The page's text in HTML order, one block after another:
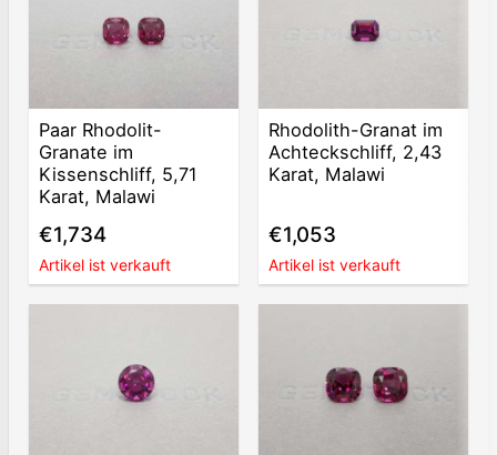
Paar Rhodolit-
Granate im
Kissenschliff, 5,71
Karat, Malawi
€1,734
Artikel ist verkauft
Rhodolith-Granat im
Achteckschliff, 2,43
Karat, Malawi
€1,053
Artikel ist verkauft